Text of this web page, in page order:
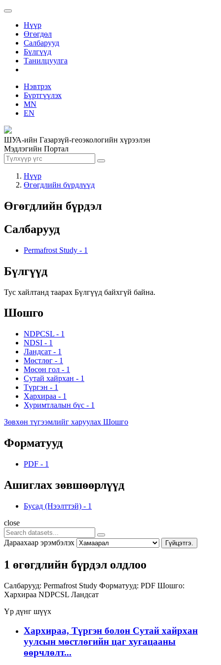
Нүүр
Өгөгдөл
Салбарууд
Бүлгүүд
Танилцуулга
Нэвтрэх
Бүртгүүлэх
MN
EN
ШУА-ийн Газарзүй-геоэкологийн хүрээлэн
Мэдлэгийн Портал
Нүүр
Өгөгдлийн бүрдлүүд
Өгөгдлийн бүрдэл
Салбарууд
Permafrost Study - 1
Бүлгүүд
Тус хайлтанд таарах Бүлгүүд байхгүй байна.
Шошго
NDPCSL - 1
NDSI - 1
Ландсат - 1
Мөстлөг - 1
Мөсөн гол - 1
Сутай хайрхан - 1
Түргэн - 1
Хархираа - 1
Хуримтлалын бүс - 1
Зөвхөн түгээмлийг харуулах Шошго
Форматууд
PDF - 1
Ашиглах зөвшөөрлүүд
Бусад (Нээлттэй) - 1
close
Дараахаар эрэмбэлэх Гүйцэтгэ.
1 өгөгдлийн бүрдэл олдлоо
Салбарууд: Permafrost Study Форматууд: PDF Шошго:
Хархираа NDPCSL Ландсат
Үр дүнг шүүх
Хархираа, Түргэн болон Сутай хайрхан
уулсын мөстлөгийн цаг хугацааны
өөрчлөлт...